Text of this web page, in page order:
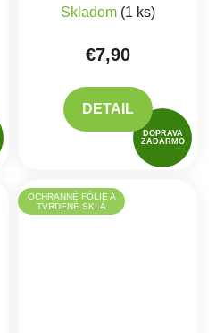
DOPRAVA
ZADARMO
Skladom (1 ks)
€7,90
DETAIL
OCHRANNÉ FÓLIE A
TVRDENÉ SKLÁ